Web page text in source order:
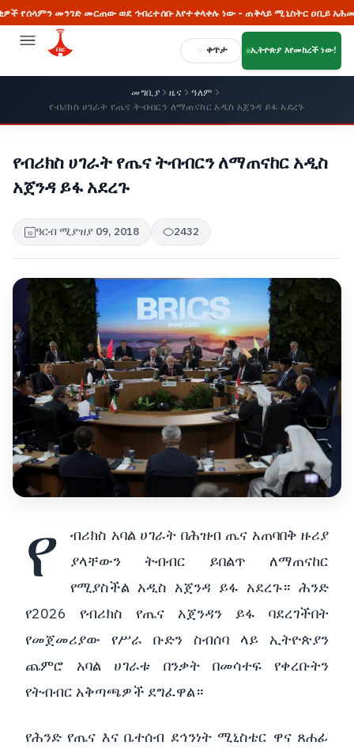
መርጠው ወደ ኅብረተሰቡ እየተቀላቀሉ ነው - ጠቅላይ ሚኒስትር ዐቢይ አሕመድ (ዶ/ር)
ቀጥታ ኢትዮጵያ እየመከረች ነው!
መግቢያ ዜና
ዓለም
የብሪክስ ሀገራት የጤና ትብብርን ለማጠናከር አዲስ አጀንዳ ይፋ አደረጉ
የብሪክስ ሀገራት የጤና ትብብርን ለማጠናከር አዲስ
አጀንዳ ይፋ አደረጉ
ዓርብ ሚያዝያ 09, 2018 2432
የ
ብሪክስ አባል ሀገራት በሕዝብ ጤና አጠባበቅ ዙሪያ
ያላቸውን ትብብር ይበልጥ ለማጠናከር
የሚያስችል አዲስ አጀንዳ ይፋ አደረጉ። ሕንድ
የ2026 የብሪክስ የጤና አጀንዳን ይፋ ባደረገችበት
የመጀመሪያው የሥራ ቡድን ስብሰባ ላይ ኢትዮጵያን
ጨምሮ አባል ሀገራቱ በንቃት በመሳተፍ የቀረቡትን
የትብብር አቅጣጫዎች ደግፈዋል።
የሕንድ የጤና እና ቤተሰብ ደኅንነት ሚኒስቴር ዋና ጸሐፊ